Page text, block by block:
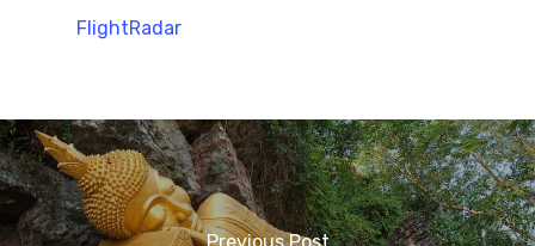
FlightRadar
Previous Post